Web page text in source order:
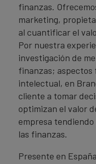
finanzas.
marketing,
al cuantificar el
Por nuestra
investigación de
finanzas; aspectos
intelectual, en
cliente a tomar
optimizan el valor
empresa
las finanzas.
Presente en